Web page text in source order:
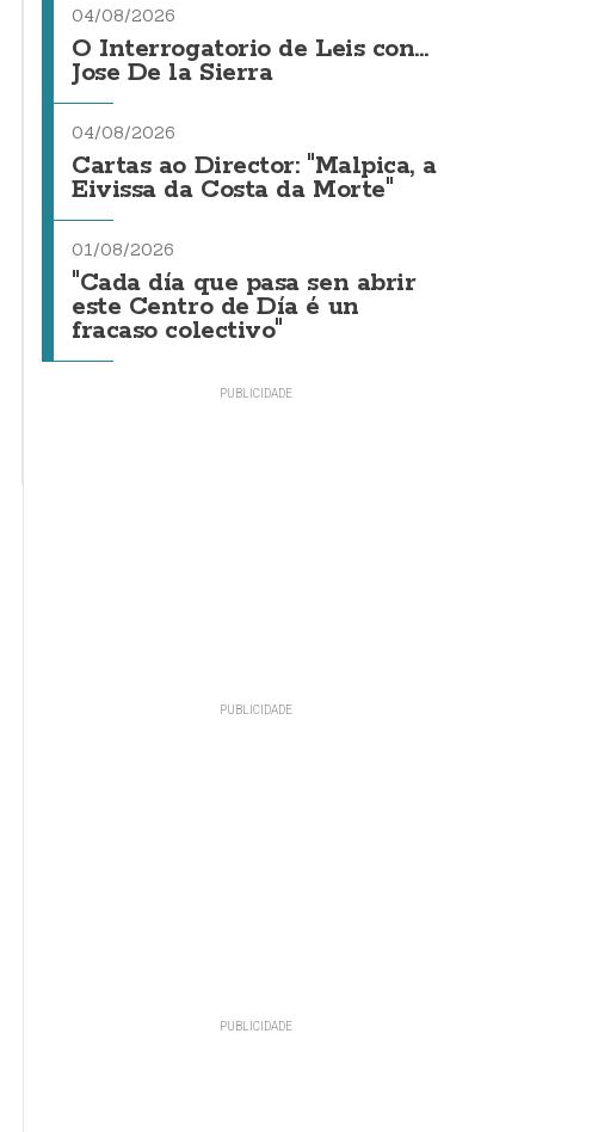
04/08/2026
O Interrogatorio de Leis con...
Jose De la Sierra
04/08/2026
Cartas ao Director: "Malpica, a
Eivissa da Costa da Morte"
01/08/2026
"Cada día que pasa sen abrir
este Centro de Día é un
fracaso colectivo"